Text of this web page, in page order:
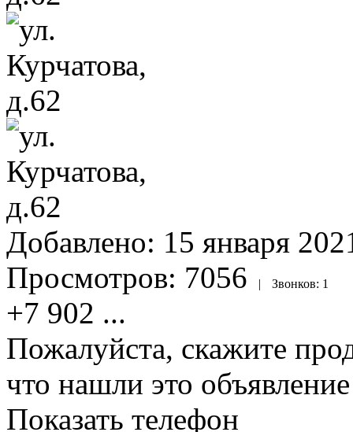
Добавлено: 15 января
Просмотров: 7056 | Звонков: 1
+7 902 ...
Пожалуйста, скажите
что нашли это
Показать телефон